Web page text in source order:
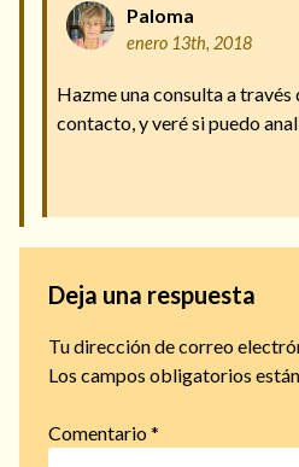
Paloma
enero 13th, 2018
Hazme una consulta a
contacto, y veré si puedo
Deja una respuesta
Tu dirección de correo
Los campos obligatorios
Comentario*